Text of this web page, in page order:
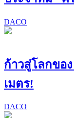
DACO
ก้าวสู่โลกขอ
เมตร!
DACO